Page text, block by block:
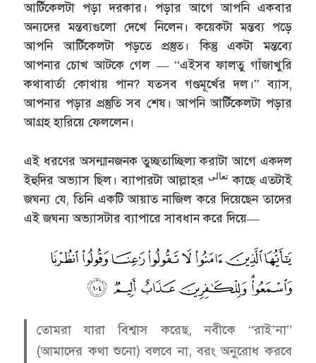
আর্টিকেলটা পড়া দরকার। পড়ার আগে আপনি একবার
অন্যদের মন্তব্যগুলো দেখে নিলেন। কয়েকটা মন্তব্য পড়ে
আপনি আর্টিকেলটা পড়তে প্রস্তুত। কিন্তু একটা মন্তব্যে
আপনার চোখ আটকে গেল — “এইসব ফালতু গাঁজাখুরি
কথাবার্তা কোথায় পান? যতসব গণ্ডমূর্খের দল।” ব্যাস,
আপনার পড়ার প্রস্তুতি সব শেষ। আপনি আর্টিকেলটা পড়ার
আগ্রহ হারিয়ে ফেললেন।
এই ধরণের অসন্মানজনক তুচ্ছতাচ্ছিল্য করাটা আগে একদল
ইহুদির অভ্যাস ছিল। ব্যাপারটা আল্লাহর تعالىকাছে এতটাই
জঘন্য যে, তিনি একটি আয়াত নাজিল করে দিয়েছেন তাদের
এই জঘন্য অভ্যাসটার ব্যাপারে সাবধান করে দিয়ে—
তোমরা যারা বিশ্বাস করেছ, নবীকে “রাই’না”
(আমাদের কথা শুনো) বলবে না, বরং অনুরোধ করবে